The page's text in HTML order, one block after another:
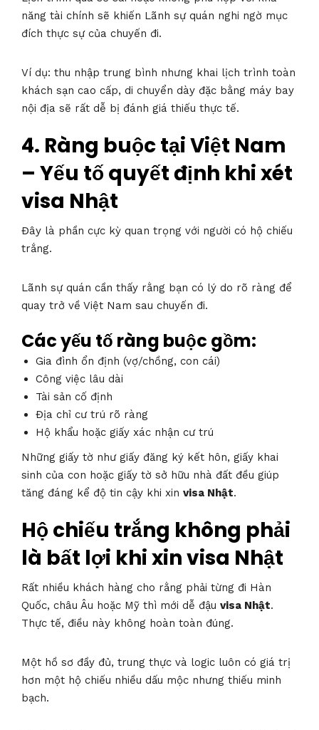
năng tài chính sẽ khiến Lãnh sự quán nghi ngờ mục
đích thực sự của chuyến đi.
Ví dụ: thu nhập trung bình nhưng khai lịch trình toàn
khách sạn cao cấp, di chuyển dày đặc bằng máy bay
nội địa sẽ rất dễ bị đánh giá thiếu thực tế.
4. Ràng buộc tại Việt Nam
– Yếu tố quyết định khi xét
visa Nhật
Đây là phần cực kỳ quan trọng với người có hộ chiếu
trắng.
Lãnh sự quán cần thấy rằng bạn có lý do rõ ràng để
quay trở về Việt Nam sau chuyến đi.
Các yếu tố ràng buộc gồm:
Gia đình ổn định (vợ/chồng, con cái)
Công việc lâu dài
Tài sản cố định
Địa chỉ cư trú rõ ràng
Hộ khẩu hoặc giấy xác nhận cư trú
Những giấy tờ như giấy đăng ký kết hôn, giấy khai
sinh của con hoặc giấy tờ sở hữu nhà đất đều giúp
tăng đáng kể độ tin cậy khi xin visa Nhật.
Hộ chiếu trắng không phải
là bất lợi khi xin visa Nhật
Rất nhiều khách hàng cho rằng phải từng đi Hàn
Quốc, châu Âu hoặc Mỹ thì mới dễ đậu visa Nhật.
Thực tế, điều này không hoàn toàn đúng.
Một hồ sơ đầy đủ, trung thực và logic luôn có giá trị
hơn một hộ chiếu nhiều dấu mộc nhưng thiếu minh
bạch.